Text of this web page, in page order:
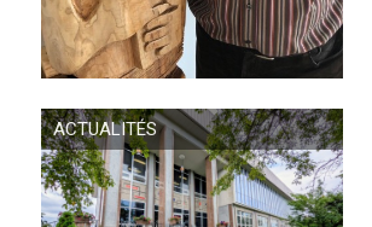
ACTUALITÉS